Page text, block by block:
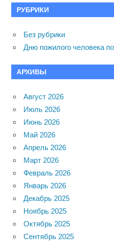
РУБРИКИ
Без рубрики
Дню пожилого человека
АРХИВЫ
Август 2026
Июль 2026
Июнь 2026
Май 2026
Апрель 2026
Март 2026
Февраль 2026
Январь 2026
Декабрь 2025
Ноябрь 2025
Октябрь 2025
Сентябрь 2025